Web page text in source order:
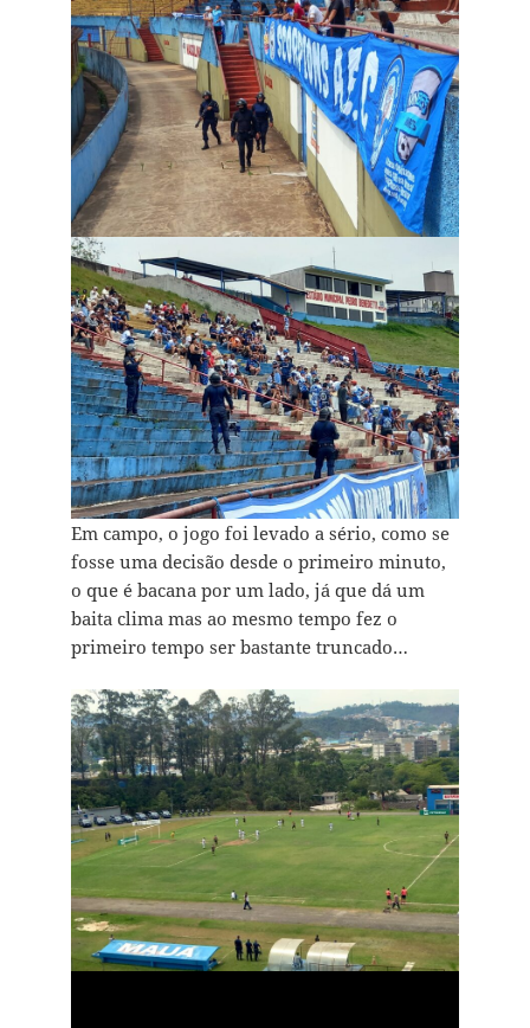
Em campo, o jogo foi levado a sério, como se
fosse uma decisão desde o primeiro minuto,
o que é bacana por um lado, já que dá um
baita clima mas ao mesmo tempo fez o
primeiro tempo ser bastante truncado…